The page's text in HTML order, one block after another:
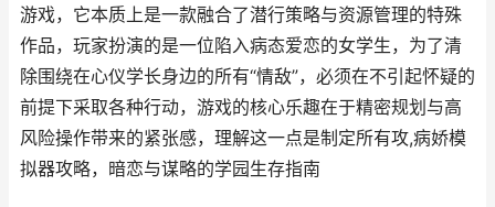
游戏，它本质上是一款融合了潜行策略与资源管理的特殊
作品，玩家扮演的是一位陷入病态爱恋的女学生，为了清
除围绕在心仪学长身边的所有“情敌”，必须在不引起怀疑的
前提下采取各种行动，游戏的核心乐趣在于精密规划与高
风险操作带来的紧张感，理解这一点是制定所有攻,病娇模
拟器攻略，暗恋与谋略的学园生存指南